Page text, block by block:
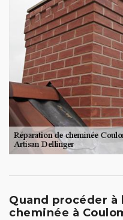
Quand procéder
cheminée à